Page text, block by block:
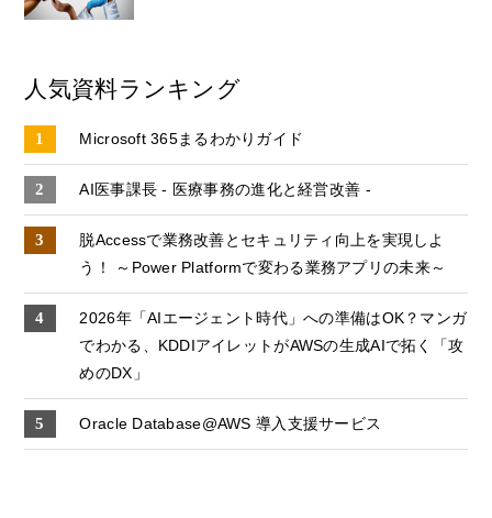
人気資料ランキング
Microsoft 365まるわかりガイド
AI医事課長 - 医療事務の進化と経営改善 -
脱Accessで業務改善とセキュリティ向上を実現しよ
う！ ～Power Platformで変わる業務アプリの未来～
2026年「AIエージェント時代」への準備はOK？マンガ
でわかる、KDDIアイレットがAWSの生成AIで拓く「攻
めのDX」
Oracle Database@AWS 導入支援サービス